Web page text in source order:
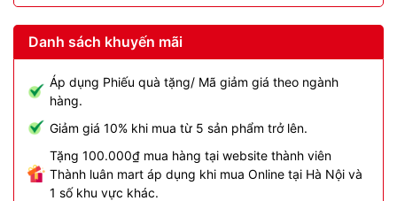
Danh sách khuyến mãi
Áp dụng Phiếu quà tặng/ Mã giảm giá theo ngành
hàng.
Giảm giá 10% khi mua từ 5 sản phẩm trở lên.
Tặng 100.000₫ mua hàng tại website thành viên
Thành luân mart áp dụng khi mua Online tại Hà Nội và
1 số khu vực khác.